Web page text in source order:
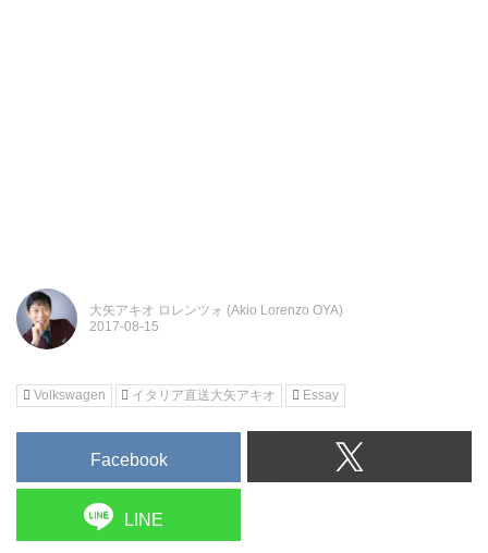
大矢アキオ ロレンツォ (Akio Lorenzo OYA)
Volkswagen イタリア直送大矢アキオ Essay
Facebook
LINE